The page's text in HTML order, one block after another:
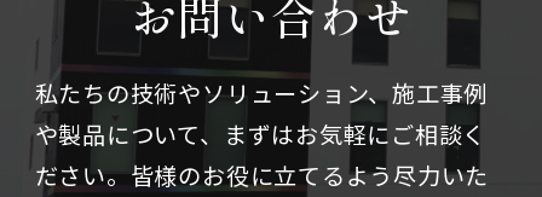
お問い合わせ
私たちの技術やソリューション、施⼯事例
や製品について、まずはお気軽にご相談く
ださい。皆様のお役に立てるよう尽力いた